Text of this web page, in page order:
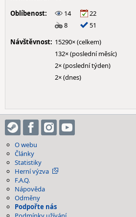
Oblíbenost:
14
22
8
51
Návštěvnost: 15290× (celkem)
132× (poslední měsíc)
2× (poslední týden)
2× (dnes)
O webu
Články
Statistiky
Herní výzva
F.A.Q.
Nápověda
Odměny
Podpořte nás